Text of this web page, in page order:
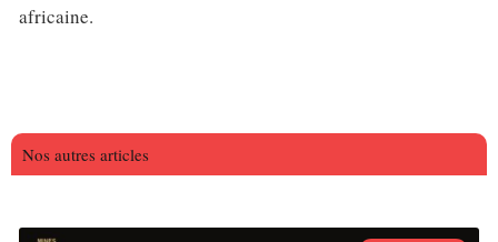
africaine.
Nos autres articles